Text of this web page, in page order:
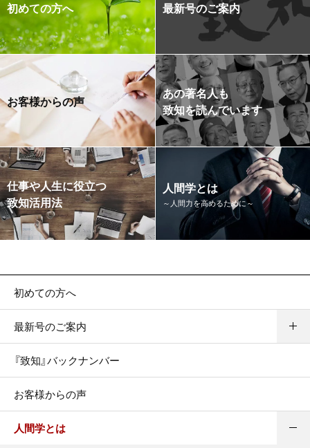
初めての方へ 最新号のご案内
お客様からの声
あの著名人も
致知を読んでいます
仕事や人生に役立つ
致知活用法
人間学とは
～人間力を高めるために～
初めての方へ
最新号のご案内
『致知』バックナンバー
お客様からの声
人間学とは